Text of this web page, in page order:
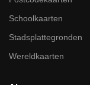
Schoolkaarten
Stadsplattegronden
Wereldkaarten